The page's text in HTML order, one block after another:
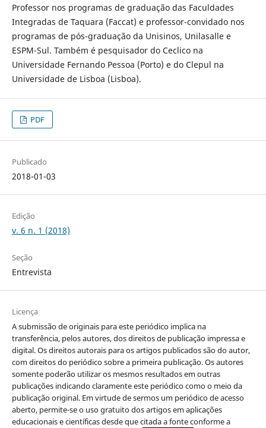
Professor nos programas de graduação das Faculdades
Integradas de Taquara (Faccat) e professor-convidado nos
programas de pós-graduação da Unisinos, Unilasalle e
ESPM-Sul. Também é pesquisador do Ceclico na
Universidade Fernando Pessoa (Porto) e do Clepul na
Universidade de Lisboa (Lisboa).
PDF
Publicado
2018-01-03
Edição
v. 6 n. 1 (2018)
Seção
Entrevista
Licença
A submissão de originais para este periódico implica na
transferência, pelos autores, dos direitos de publicação impressa e
digital. Os direitos autorais para os artigos publicados são do autor,
com direitos do periódico sobre a primeira publicação. Os autores
somente poderão utilizar os mesmos resultados em outras
publicações indicando claramente este periódico como o meio da
publicação original. Em virtude de sermos um periódico de acesso
aberto, permite-se o uso gratuito dos artigos em aplicações
educacionais e científicas desde que citada a fonte conforme a